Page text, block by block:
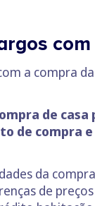
a compra
de
de compra
da
de